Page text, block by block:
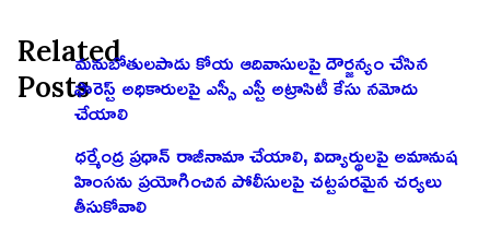
Related
Posts
మనుబోతులపాడు కోయ ఆదివాసులపై దౌర్జన్యం చేసిన
ఫారెస్ట్ అధికారులపై ఎస్సీ ఎస్టీ అట్రాసిటీ కేసు నమోదు
చేయాలి
ధర్మేంద్ర ప్రధాన్ రాజీనామా చేయాలి, విద్యార్థులపై అమానుష
హింసను ప్రయోగించిన పోలీసులపై చట్టపరమైన చర్యలు
తీసుకోవాలి